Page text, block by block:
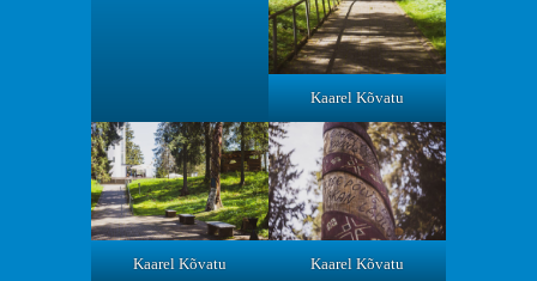
Kaarel Kõvatu
Kaarel Kõvatu Kaarel Kõvatu